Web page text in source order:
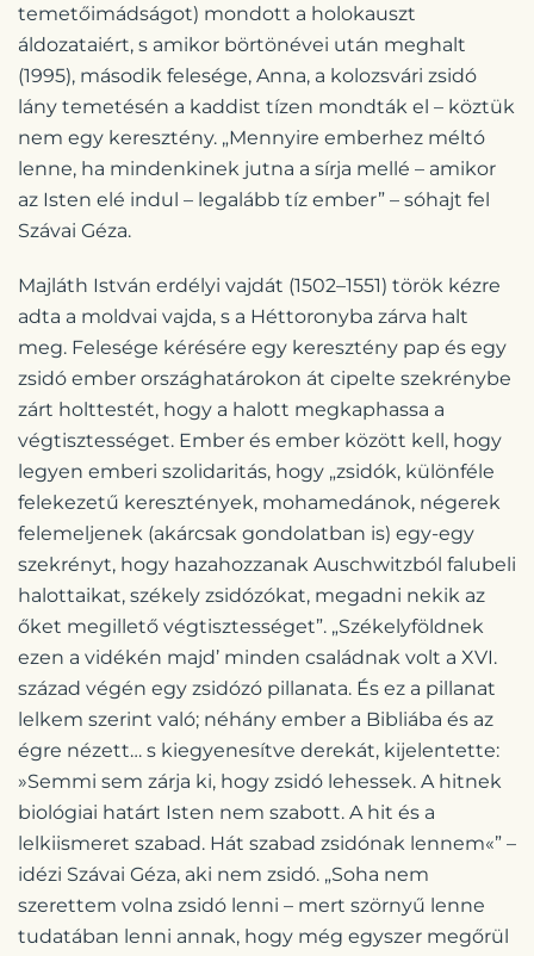
temetőimádságot) mondott a holokauszt
áldozataiért, s amikor börtönévei után meghalt
(1995), második felesége, Anna, a kolozsvári zsidó
lány temetésén a kaddist tízen mondták el – köztük
nem egy keresztény. „Mennyire emberhez méltó
lenne, ha mindenkinek jutna a sírja mellé – amikor
az Isten elé indul – legalább tíz ember” – sóhajt fel
Szávai Géza.
Majláth István erdélyi vajdát (1502–1551) török kézre
adta a moldvai vajda, s a Héttoronyba zárva halt
meg. Felesége kérésére egy keresztény pap és egy
zsidó ember országhatárokon át cipelte szekrénybe
zárt holttestét, hogy a halott megkaphassa a
végtisztességet. Ember és ember között kell, hogy
legyen emberi szolidaritás, hogy „zsidók, különféle
felekezetű keresztények, mohamedánok, négerek
felemeljenek (akárcsak gondolatban is) egy-egy
szekrényt, hogy hazahozzanak Auschwitzból falubeli
halottaikat, székely zsidózókat, megadni nekik az
őket megillető végtisztességet”. „Székelyföldnek
ezen a vidékén majd’ minden családnak volt a XVI.
század végén egy zsidózó pillanata. És ez a pillanat
lelkem szerint való; néhány ember a Bibliába és az
égre nézett… s kiegyenesítve derekát, kijelentette:
»Semmi sem zárja ki, hogy zsidó lehessek. A hitnek
biológiai határt Isten nem szabott. A hit és a
lelkiismeret szabad. Hát szabad zsidónak lennem«” –
idézi Szávai Géza, aki nem zsidó. „Soha nem
szerettem volna zsidó lenni – mert szörnyű lenne
tudatában lenni annak, hogy még egyszer megőrül